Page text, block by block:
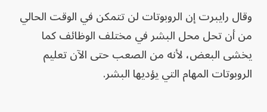
وقال رايبرت إن الروبوتات لن تتمكن في الوقت الحالي
من أن تحل محل البشر في مختلف الوظائف كما
يخشى البعض، لأنه من الصعب حتى الآن تعليم
الروبوتات المهام التي يؤديها البشر.